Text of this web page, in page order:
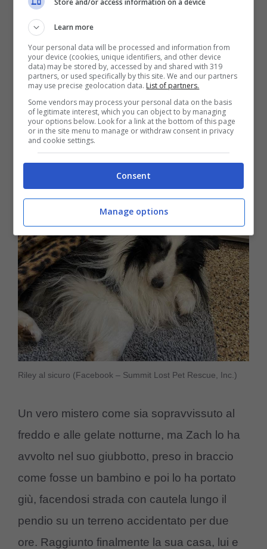
cane da pastore Shetland bianco e nero,
visibilmente tremante dietro alcuni pini caduti.
Era molto spaventato e strano era il fatto che
si trovasse ad una altitudine così alta. Il
cucciolo era debole e sembrava vicino alla
morte e il suo ultimo grido di aiuto è stato
ascoltato proprio da Zach, il quale si è preso
la premura di portarlo giù dalla montagna per
Riley al sicuro (Facebook – Summit Lost Pet Rescue, Inc.)
Un vero mistero come sia sopravvissuto al
freddo e alle gelate notturne, ma Zach lo ha
avvolto nel suo giubbotto, preso in braccio
come fosse un bambino e poi lo ha portato
giù, facendosi strada con cautela lungo il
pendio su un terreno accidentato per due
ore. Raggiunto finalmente la sua casa, lui e
Store and/or access information on a device
Learn more
Your personal data will be processed and information from
your device (cookies, unique identifiers, and other device
data) may be stored by, accessed by and shared with 319
partners, or used specifically by this site. We and our partners
may use precise geolocation data. List of partners.
Some vendors may process your personal data on the basis
of legitimate interest, which you can object to by managing
your options below. Look for a link at the bottom of this page
or in the site menu to manage or withdraw consent in privacy
and cookie settings.
Consent
Manage options